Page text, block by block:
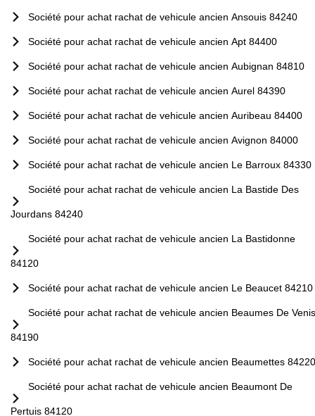
Société pour achat rachat de vehicule ancien Ansouis 84240
Société pour achat rachat de vehicule ancien Apt 84400
Société pour achat rachat de vehicule ancien Aubignan 84810
Société pour achat rachat de vehicule ancien Aurel 84390
Société pour achat rachat de vehicule ancien Auribeau 84400
Société pour achat rachat de vehicule ancien Avignon 84000
Société pour achat rachat de vehicule ancien Le Barroux 84330
Société pour achat rachat de vehicule ancien La Bastide Des
Jourdans 84240
Société pour achat rachat de vehicule ancien La Bastidonne
84120
Société pour achat rachat de vehicule ancien Le Beaucet 84210
Société pour achat rachat de vehicule ancien Beaumes De
84190
Société pour achat rachat de vehicule ancien Beaumettes 84220
Société pour achat rachat de vehicule ancien Beaumont De
Pertuis 84120